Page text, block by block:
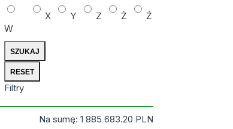
W
X Y Z Ż Ź
Filtry
Na sumę: 1 885 683.20 PLN